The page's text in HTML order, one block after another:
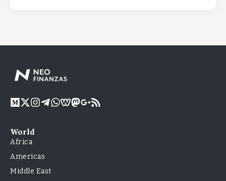
World
Africa
Americas
Middle East